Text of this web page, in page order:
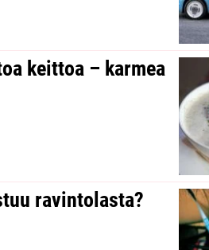
keittoa – karmea
ravintolasta?